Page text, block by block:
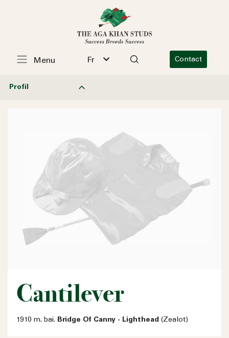
Fr Contact
Menu
Profil
Cantilever
1910 m. bai. Bridge Of Canny - Lighthead (Zealot)